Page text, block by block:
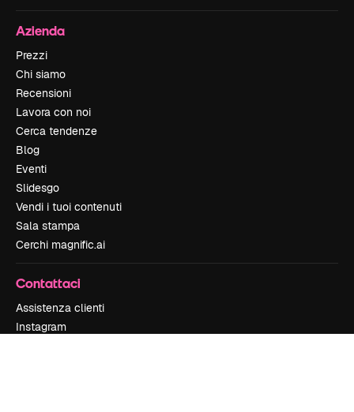
Azienda
Prezzi
Chi siamo
Recensioni
Lavora con noi
Cerca tendenze
Blog
Eventi
Slidesgo
Vendi i tuoi contenuti
Sala stampa
Cerchi magnific.ai
Contattaci
Assistenza clienti
Instagram